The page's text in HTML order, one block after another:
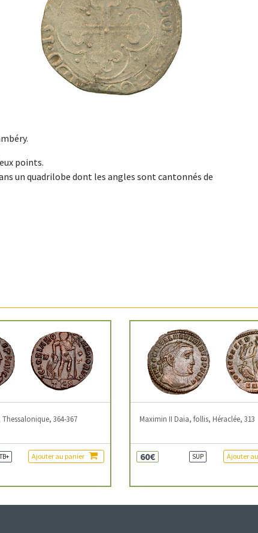
points.
un quadrilobe dont les angles sont cantonnés de
364-367
Ajouter au panier
Maximin II Daia, follis, Héraclée, 313
60€ SUP Ajouter